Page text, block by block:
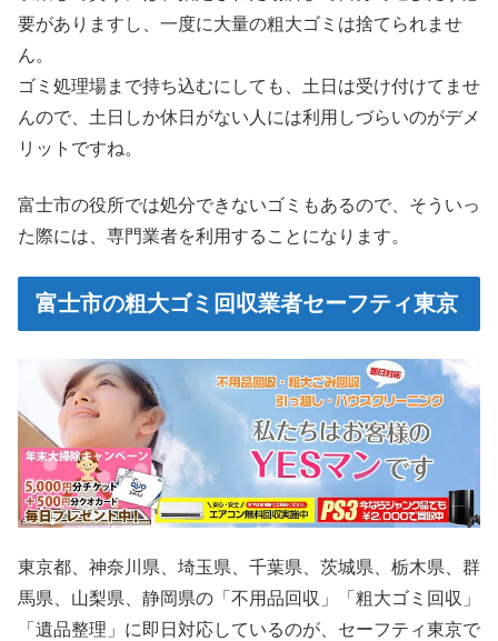
要がありますし、一度に大量の粗大ゴミは捨てられませ
ん。
ゴミ処理場まで持ち込むにしても、土日は受け付けてませ
んので、土日しか休日がない人には利用しづらいのがデメ
リットですね。
富士市の役所では処分できないゴミもあるので、そういっ
た際には、専門業者を利用することになります。
富士市の粗大ゴミ回収業者セーフティ東京
東京都、神奈川県、埼玉県、千葉県、茨城県、栃木県、群
馬県、山梨県、静岡県の「不用品回収」「粗大ゴミ回収」
「遺品整理」に即日対応しているのが、セーフティ東京で